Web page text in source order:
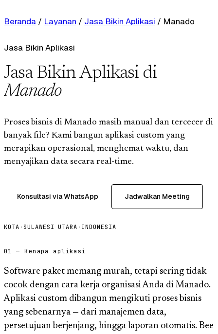
Beranda / Layanan / Jasa Bikin Aplikasi / Manado
Jasa Bikin Aplikasi
Jasa Bikin Aplikasi di
Manado
Proses bisnis di Manado masih manual dan tercecer di
banyak file? Kami bangun aplikasi custom yang
merapikan operasional, menghemat waktu, dan
menyajikan data secara real-time.
Konsultasi via WhatsApp Jadwalkan Meeting
KOTA · SULAWESI UTARA · INDONESIA
01 — Kenapa aplikasi
Software paket memang murah, tetapi sering tidak
cocok dengan cara kerja organisasi Anda di Manado.
Aplikasi custom dibangun mengikuti proses bisnis
yang sebenarnya — dari manajemen data,
persetujuan berjenjang, hingga laporan otomatis. Bee